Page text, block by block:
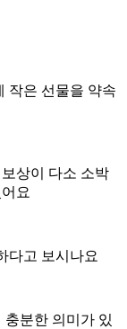
작은 선물을 약속
보상이 다소 소박
요
다고 보시나요
충분한 의미가 있